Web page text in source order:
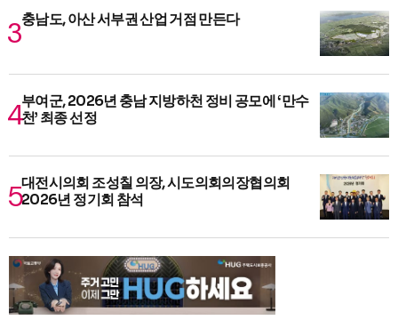
충남도, 아산 서부권 산업 거점 만든다
부여군, 2026년 충남 지방하천 정비 공모에 ‘만수
천’ 최종 선정
대전시의회 조성칠 의장, 시도의회의장협의회
2026년 정기회 참석